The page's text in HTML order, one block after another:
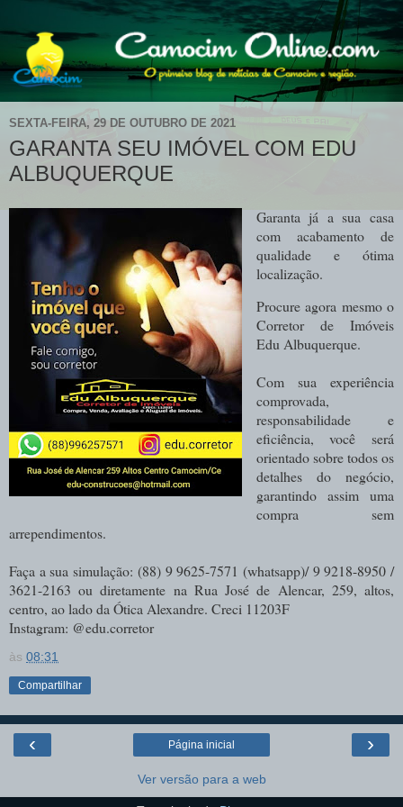
SEXTA-FEIRA, 29 DE OUTUBRO DE 2021
GARANTA SEU IMÓVEL COM EDU
ALBUQUERQUE
Garanta já a sua casa
com acabamento de
qualidade e ótima
localização.
Procure agora mesmo o
Corretor de Imóveis
Edu Albuquerque.
Com sua experiência
comprovada,
responsabilidade e
eficiência, você será
orientado sobre todos os
detalhes do negócio,
garantindo assim uma
compra sem
arrependimentos.
Faça a sua simulação: (88) 9 9625-7571 (whatsapp)/ 9 9218-8950 /
3621-2163 ou diretamente na Rua José de Alencar, 259, altos,
centro, ao lado da Ótica Alexandre. Creci 11203F
Instagram: @edu.corretor
às 08:31
Compartilhar
‹ ›
Página inicial
Ver versão para a web